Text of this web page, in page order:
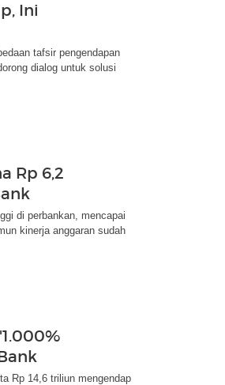
Ini
tafsir pengendapan
dialog untuk solusi
Rp 6,2
di perbankan, mencapai
kinerja anggaran sudah
Rp 14,6 triliun mengendap